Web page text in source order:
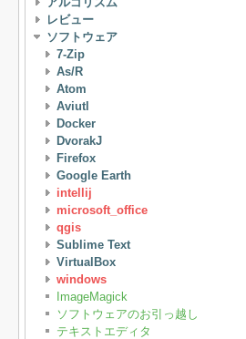
レビュー
ソフトウェア
7-Zip
As/R
Atom
Aviutl
Docker
DvorakJ
Firefox
Google Earth
intellij
microsoft_office
qgis
Sublime Text
VirtualBox
windows
ImageMagick
ソフトウェアのお引っ越し
テキストエディタ